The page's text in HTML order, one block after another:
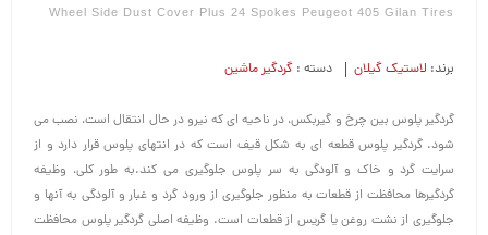
Wheel Side Dust Cover Plus 24 Spokes Peugeot 405 Gilan Tires
برند: لاستیک گیلان دسته : گردگیر ماشین
گردگیر پلوس بین چرخ و گیربکس، در ناحیه ای که نیرو در حال انتقال است، نصب می
شود. گردگیر پلوس قطعه ای به شکل قیف است که در انتهای پلوس قرار دارد و از
سرایت گرد و خاک و آلودگی به سر پلوس‌ جلوگیری می کند.به طور کلی، وظیفه
گردگیرها محافظت از قطعات به منظور جلوگیری از ورود گرد و غبار و آلودگی به آنها و
جلوگیری از نشت روغن یا گریس از قطعات است. وظیفه اصلی گردگیر پلوس محافظت